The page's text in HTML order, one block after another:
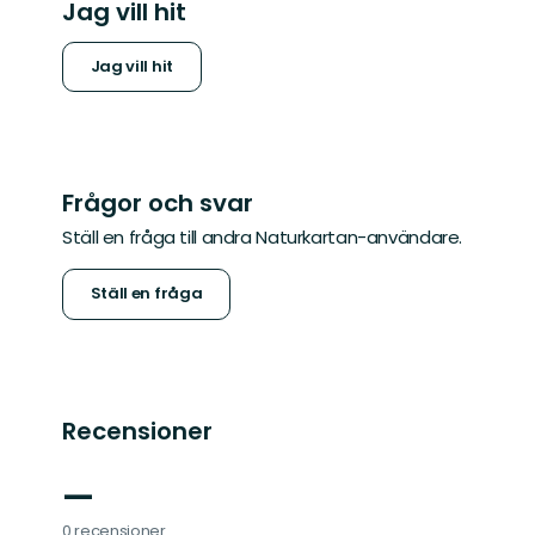
Jag vill hit
Jag vill hit
Frågor och svar
Ställ en fråga till andra Naturkartan-användare.
Ställ en fråga
Recensioner
—
0 recensioner